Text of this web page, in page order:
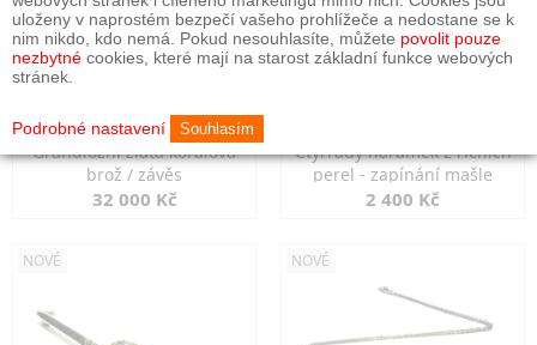
Grandiozní zlatá korálová
brož / závěs
32 000 Kč
Čtyřřadý náramek z říčních
perel - zapínání mašle
2 400 Kč
NOVÉ NOVÉ
uloženy v naprostém bezpečí vašeho prohlížeče a nedostane se k
nim nikdo, kdo nemá. Pokud nesouhlasíte, můžete povolit pouze
nezbytné cookies, které mají na starost základní funkce webových
stránek.
Podrobné nastavení Souhlasím